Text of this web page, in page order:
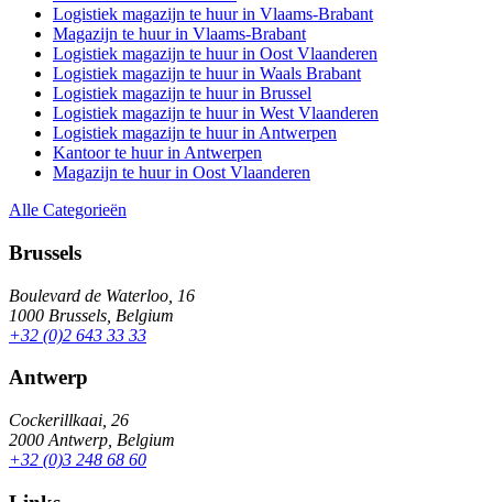
Logistiek magazijn te huur in Vlaams-Brabant
Magazijn te huur in Vlaams-Brabant
Logistiek magazijn te huur in Oost Vlaanderen
Logistiek magazijn te huur in Waals Brabant
Logistiek magazijn te huur in Brussel
Logistiek magazijn te huur in West Vlaanderen
Logistiek magazijn te huur in Antwerpen
Kantoor te huur in Antwerpen
Magazijn te huur in Oost Vlaanderen
Alle Categorieën
Brussels
Boulevard de Waterloo, 16
1000 Brussels, Belgium
+32 (0)2 643 33 33
Antwerp
Cockerillkaai, 26
2000 Antwerp, Belgium
+32 (0)3 248 68 60